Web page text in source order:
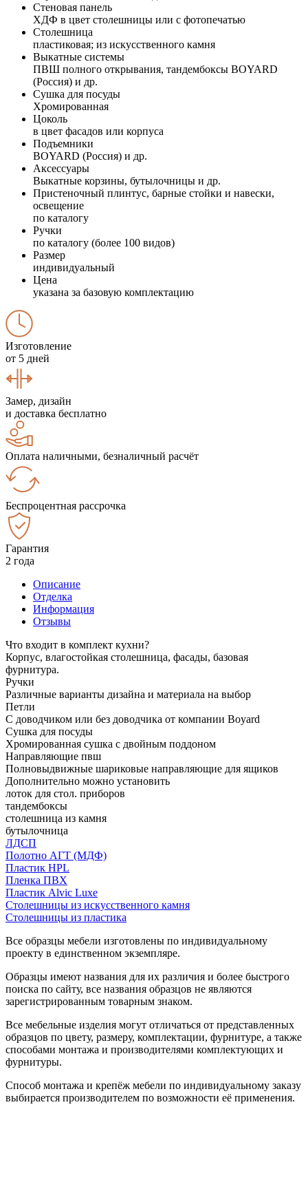
Стеновая панель
ХДФ в цвет столешницы или с фотопечатью
Столешница
пластиковая; из искусственного камня
Выкатные системы
ПВШ полного открывания, тандембоксы BOYARD
(Россия) и др.
Сушка для посуды
Хромированная
Цоколь
в цвет фасадов или корпуса
Подъемники
BOYARD (Россия) и др.
Аксессуары
Выкатные корзины, бутылочницы и др.
Пристеночный плинтус, барные стойки и навески,
освещение
по каталогу
Ручки
по каталогу (более 100 видов)
Размер
индивидуальный
Цена
указана за базовую комплектацию
Изготовление
от 5 дней
Замер, дизайн
и доставка бесплатно
Оплата наличными, безналичный расчёт
Беспроцентная рассрочка
Гарантия
2 года
Описание
Отделка
Информация
Отзывы
Что входит в комплект кухни?
Корпус, влагостойкая столешница, фасады, базовая
фурнитура.
Ручки
Различные варианты дизайна и материала на выбор
Петли
С доводчиком или без доводчика от компании Boyard
Сушка для посуды
Хромированная сушка с двойным поддоном
Направляющие пвш
Полновыдвижные шариковые направляющие для ящиков
Дополнительно можно установить
лоток для стол. приборов
тандембоксы
столешница из камня
бутылочница
ЛДСП
Полотно АГТ (МДФ)
Пластик HPL
Пленка ПВХ
Пластик Alvic Luxe
Столешницы из искусственного камня
Столешницы из пластика
Все образцы мебели изготовлены по индивидуальному
проекту в единственном экземпляре.
Образцы имеют названия для их различия и более быстрого
поиска по сайту, все названия образцов не являются
зарегистрированным товарным знаком.
Все мебельные изделия могут отличаться от представленных
образцов по цвету, размеру, комплектации, фурнитуре, а также
способами монтажа и производителями комплектующих и
фурнитуры.
Способ монтажа и крепёж мебели по индивидуальному заказу
выбирается производителем по возможности её применения.